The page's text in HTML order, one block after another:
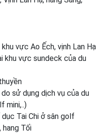
vực Ao Ếch, vịnh Lan Hạ
khu vực sundeck của du
sử dụng dịch vụ của du
mini,..)
Tai Chi ở sân golf
hang Tối